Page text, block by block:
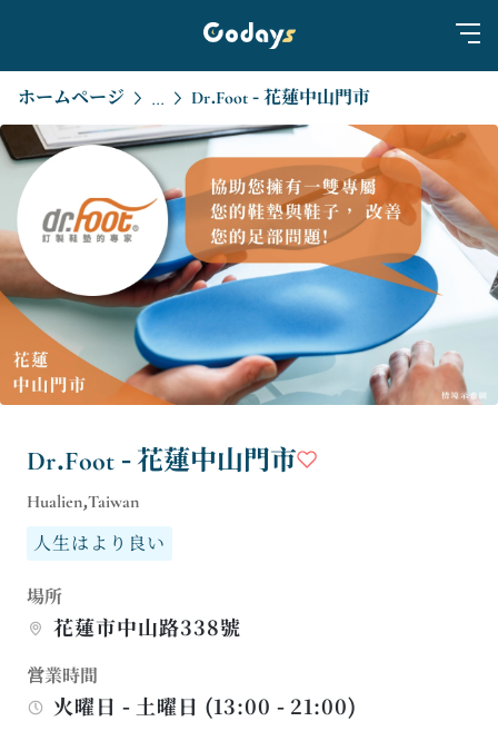
ホームページ ... Dr.Foot - 花蓮中山門市
Dr.Foot - 花蓮中山門市
Hualien,Taiwan
人生はより良い
場所
花蓮市中山路338號
営業時間
火曜日 - 土曜日 (13:00 - 21:00)